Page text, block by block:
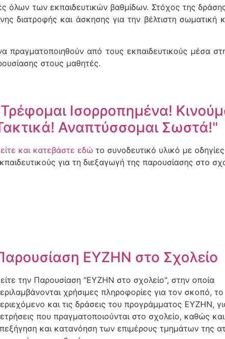
όλων των εκπαιδευτικών βαθμίδων. Στόχος της
διατροφής και άσκησης για την βέλτιστη σωματική
πραγματοποιηθούν από τους εκπαιδευτικούς μέσα
στους μαθητές.
Ισορροπημένα!
Αναπτύσσομαι Σωστά!"
και κατεβάστε εδώ το συνοδευτικό υλικό με
για τη διεξαγωγή της παρουσίασης στο
ΕΥΖΗΝ στο Σχολείο​​
την Παρουσίαση "ΕΥΖΗΝ στο σχολείο", στην οποία
χρήσιμες πληροφορίες για τον σκοπό, το
και τις δράσεις του προγράμματος ΕΥΖΗΝ,
που πραγματοποιούνται στο σχολείο, καθώς
και κατανόηση των επιμέρους τμημάτων της